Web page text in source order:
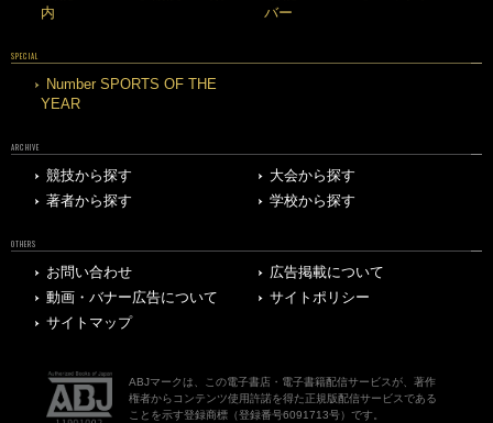
内
バー
SPECIAL
Number SPORTS OF THE
YEAR
ARCHIVE
競技から探す
大会から探す
著者から探す
学校から探す
OTHERS
お問い合わせ
広告掲載について
動画・バナー広告について
サイトポリシー
サイトマップ
ABJマークは、この電子書店・電子書籍配信サービスが、著作
権者からコンテンツ使用許諾を得た正規版配信サービスである
ことを示す登録商標（登録番号6091713号）です。